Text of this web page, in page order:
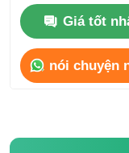
Giá tốt
nói chuyện